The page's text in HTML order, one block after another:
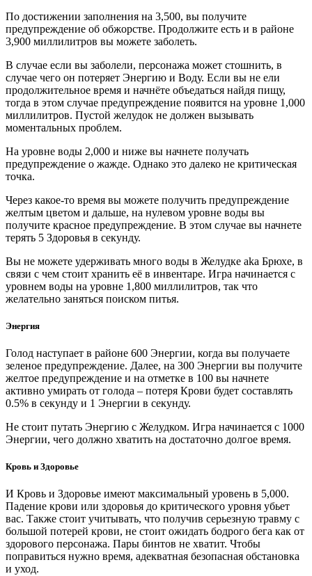
По достижении заполнения на 3,500, вы получите
предупреждение об обжорстве. Продолжите есть и в районе
3,900 миллилитров вы можете заболеть.
В случае если вы заболели, персонажа может стошнить, в
случае чего он потеряет Энергию и Воду. Если вы не ели
продолжительное время и начнёте объедаться найдя пищу,
тогда в этом случае предупреждение появится на уровне 1,000
миллилитров. Пустой желудок не должен вызывать
моментальных проблем.
На уровне воды 2,000 и ниже вы начнете получать
предупреждение о жажде. Однако это далеко не критическая
точка.
Через какое-то время вы можете получить предупреждение
желтым цветом и дальше, на нулевом уровне воды вы
получите красное предупреждение. В этом случае вы начнете
терять 5 Здоровья в секунду.
Вы не можете удерживать много воды в Желудке aka Брюхе, в
связи с чем стоит хранить её в инвентаре. Игра начинается с
уровнем воды на уровне 1,800 миллилитров, так что
желательно заняться поиском питья.
Энергия
Голод наступает в районе 600 Энергии, когда вы получаете
зеленое предупреждение. Далее, на 300 Энергии вы получите
желтое предупреждение и на отметке в 100 вы начнете
активно умирать от голода – потеря Крови будет составлять
0.5% в секунду и 1 Энергии в секунду.
Не стоит путать Энергию с Желудком. Игра начинается с 1000
Энергии, чего должно хватить на достаточно долгое время.
Кровь и Здоровье
И Кровь и Здоровье имеют максимальный уровень в 5,000.
Падение крови или здоровья до критического уровня убьет
вас. Также стоит учитывать, что получив серьезную травму с
большой потерей крови, не стоит ожидать бодрого бега как от
здорового персонажа. Пары бинтов не хватит. Чтобы
поправиться нужно время, адекватная безопасная обстановка
и уход.